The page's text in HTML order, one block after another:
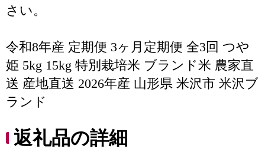
さい。
令和8年産 定期便 3ヶ月定期便 全3回 つや
姫 5kg 15kg 特別栽培米 ブランド米 農家直
送 産地直送 2026年産 山形県 米沢市 米沢ブ
ランド
返礼品の詳細